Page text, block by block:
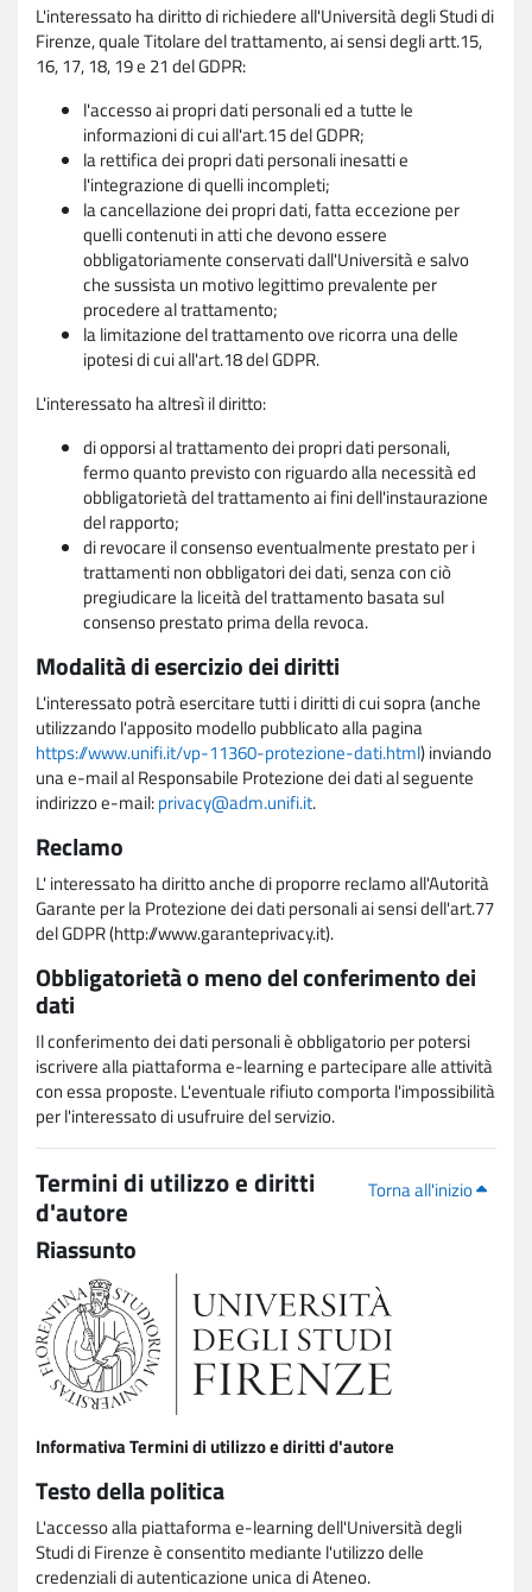
L'interessato ha diritto di richiedere all'Università degli Studi di
Firenze, quale Titolare del trattamento, ai sensi degli artt.15,
16, 17, 18, 19 e 21 del GDPR:
l'accesso ai propri dati personali ed a tutte le
informazioni di cui all'art.15 del GDPR;
la rettifica dei propri dati personali inesatti e
l'integrazione di quelli incompleti;
la cancellazione dei propri dati, fatta eccezione per
quelli contenuti in atti che devono essere
obbligatoriamente conservati dall'Università e salvo
che sussista un motivo legittimo prevalente per
procedere al trattamento;
la limitazione del trattamento ove ricorra una delle
ipotesi di cui all'art.18 del GDPR.
L'interessato ha altresì il diritto:
di opporsi al trattamento dei propri dati personali,
fermo quanto previsto con riguardo alla necessità ed
obbligatorietà del trattamento ai fini dell'instaurazione
del rapporto;
di revocare il consenso eventualmente prestato per i
trattamenti non obbligatori dei dati, senza con ciò
pregiudicare la liceità del trattamento basata sul
consenso prestato prima della revoca.
Modalità di esercizio dei diritti
L'interessato potrà esercitare tutti i diritti di cui sopra (anche
utilizzando l'apposito modello pubblicato alla pagina
https://www.unifi.it/vp-11360-protezione-dati.html) inviando
una e-mail al Responsabile Protezione dei dati al seguente
indirizzo e-mail:privacy@adm.unifi.it.
Reclamo
L' interessato ha diritto anche di proporre reclamo all'Autorità
Garante per la Protezione dei dati personali ai sensi dell'art.77
del GDPR (http://www.garanteprivacy.it).
Obbligatorietà o meno del conferimento dei
dati
Il conferimento dei dati personali è obbligatorio per potersi
iscrivere alla piattaforma e-learning e partecipare alle attività
con essa proposte. L'eventuale rifiuto comporta l'impossibilità
per l'interessato di usufruire del servizio.
Torna all'inizio
Termini di utilizzo e diritti
d'autore
Riassunto
Informativa Termini di utilizzo e diritti d'autore
Testo della politica
L'accesso alla piattaforma e-learning dell'Università degli
Studi di Firenze è consentito mediante l'utilizzo delle
credenziali di autenticazione unica di Ateneo.